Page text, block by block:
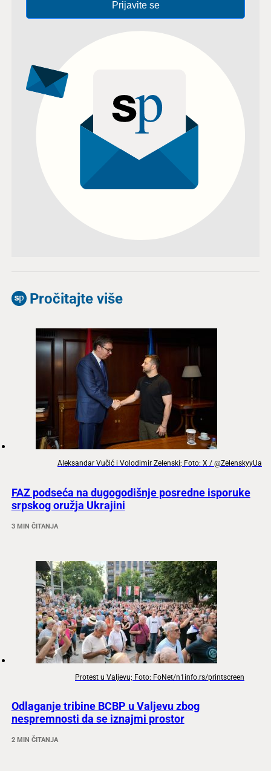
Prijavite se
Pročitajte više
Aleksandar Vučić i Volodimir Zelenski; Foto: X / @ZelenskyyUa
FAZ podseća na dugogodišnje posredne isporuke
srpskog oružja Ukrajini
3 MIN ČITANJA
Protest u Valjevu; Foto: FoNet/n1info.rs/printscreen
Odlaganje tribine BCBP u Valjevu zbog
nespremnosti da se iznajmi prostor
2 MIN ČITANJA